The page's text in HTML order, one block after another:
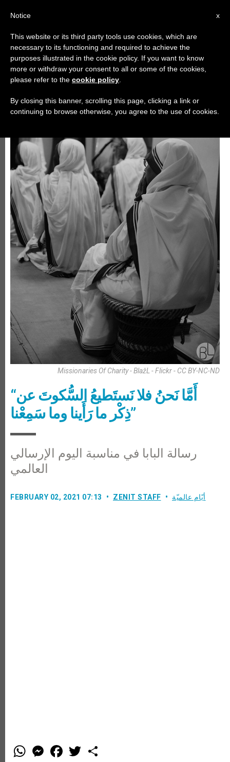
أيّام عالميّة
Missionaries Of Charity - BlažL - Flickr - CC BY-NC-ND
“أَمَّا نَحنُ فلا نَستَطيعُ السُّكوتَ عن
ذِكْر ما رَأَينا وما سَمِعْنا”
رسالة البابا في مناسبة اليوم الإرسالي
العالمي
FEBRUARY 02, 2021 07:13 ZENIT STAFF أيّام عالميّة
W
h
M
e
F
a
T
w
x
Notice
This website or its third party tools use cookies, which are
necessary to its functioning and required to achieve the
purposes illustrated in the cookie policy. If you want to know
more or withdraw your consent to all or some of the cookies,
please refer to the cookie policy
By closing this banner, scrolling this page, clicking a link or
continuing to browse otherwise, you agree to the use of cookies.